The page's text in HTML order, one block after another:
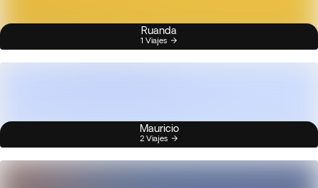
Ruanda
1 Viajes
Mauricio
2 Viajes